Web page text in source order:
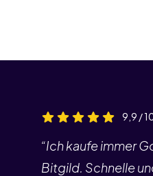
9,9 /
“Ich kaufe immer
Bitgild. Schnelle